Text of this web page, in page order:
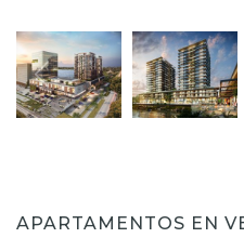
APARTAMENTOS EN